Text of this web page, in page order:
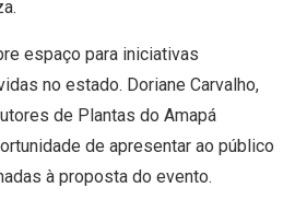
espaço para iniciativas
no estado. Doriane Carvalho,
de Plantas do Amapá
de apresentar ao público
à proposta do evento.